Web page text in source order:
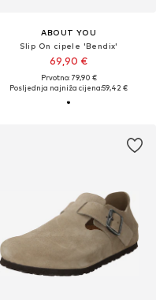
ABOUT YOU
Slip On cipele 'Bendix'
69,90 €
Prvotno: 79,90 €
Posljednja najniža cijena:59,42 €